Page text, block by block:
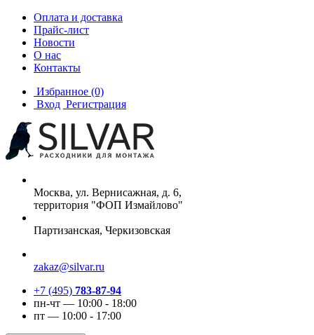
Оплата и доставка
Прайс-лист
Новости
О нас
Контакты
Избранное (0)
Вход Регистрация
Москва, ул. Вернисажная, д. 6,
территория "ФОП Измайлово"
Партизанская, Черкизовская
zakaz@silvar.ru
+7 (495) 783-87-94
пн-чт — 10:00 - 18:00
пт — 10:00 - 17:00